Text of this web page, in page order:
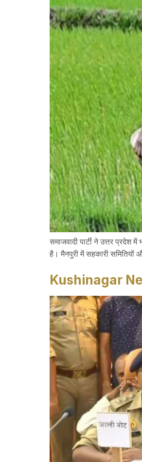
समाजवादी पार्टी ने उत्तर प्रदेश
है। मैनपुरी में सहकारी समितियों
Kushinagar